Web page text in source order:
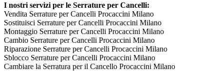
I nostri servizi per le Serrature per Cancelli:
Vendita Serrature per Cancelli Procaccini Milano
Sostituisci Serrature per Cancelli Procaccini Milano
Montaggio Serrature per Cancelli Procaccini Milano
Cambio Serrature per Cancelli Procaccini Milano
Riparazione Serrature per Cancelli Procaccini Milano
Sblocco Serrature per Cancelli Procaccini Milano
Cambiare la Serratura per il Cancello Procaccini Milano